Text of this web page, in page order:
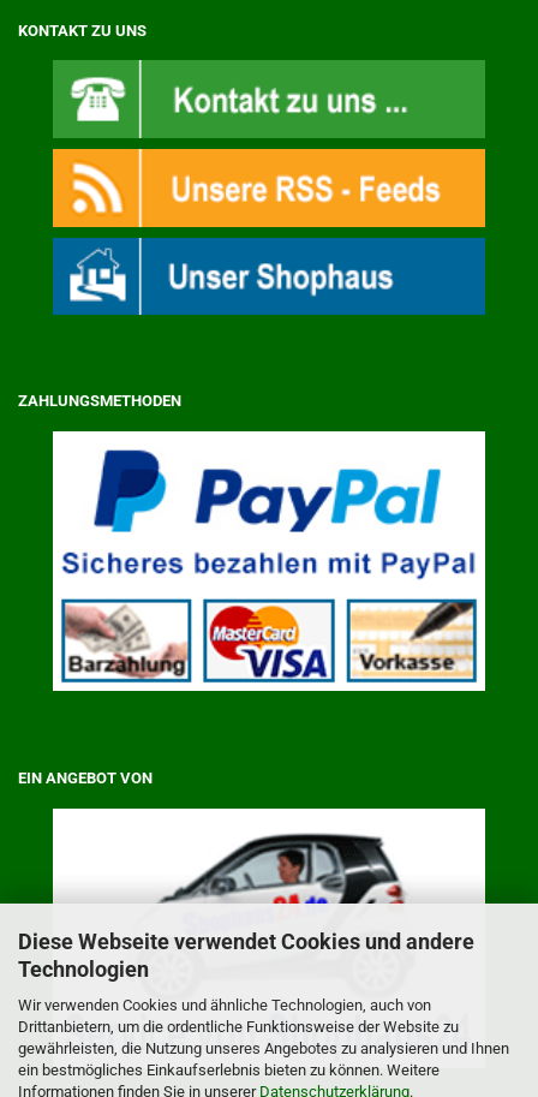
Diese Webseite verwendet Cookies und andere
Technologien
Wir verwenden Cookies und ähnliche Technologien, auch von
Drittanbietern, um die ordentliche Funktionsweise der Website zu
gewährleisten, die Nutzung unseres Angebotes zu analysieren und Ihnen
ein bestmögliches Einkaufserlebnis bieten zu können. Weitere
Informationen finden Sie in unserer Datenschutzerklärung.
KONTAKT ZU UNS
ZAHLUNGSMETHODEN
EIN ANGEBOT VON